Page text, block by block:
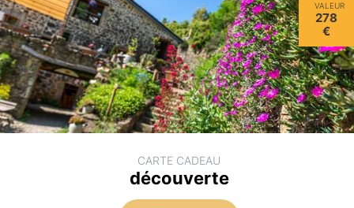
VALEUR
278
€
CARTE CADEAU
découverte